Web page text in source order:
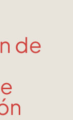
de